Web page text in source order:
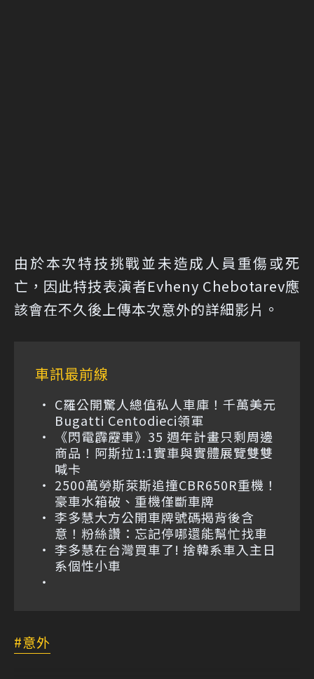
由於本次特技挑戰並未造成人員重傷或死
亡，因此特技表演者Evheny Chebotarev應
該會在不久後上傳本次意外的詳細影片。
車訊最前線
C羅公開驚人總值私人車庫！千萬美元
Bugatti Centodieci領軍
《閃電霹靂車》35 週年計畫只剩周邊
商品！阿斯拉1:1實車與實體展覽雙雙
喊卡
2500萬勞斯萊斯追撞CBR650R重機！
豪車水箱破、重機僅斷車牌
李多慧大方公開車牌號碼揭背後含
意！粉絲讚：忘記停哪還能幫忙找車
李多慧在台灣買車了! 捨韓系車入主日
系個性小車
意外